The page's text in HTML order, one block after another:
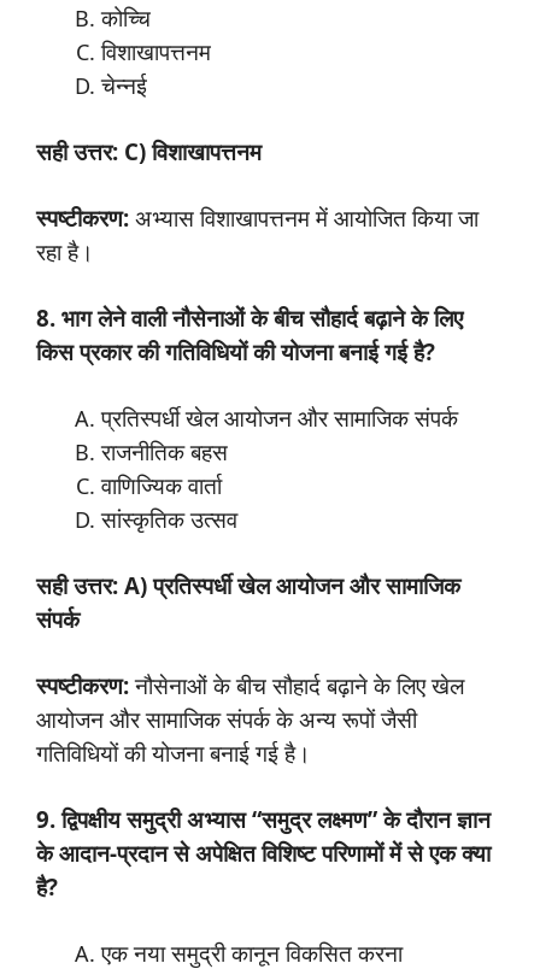
कोच्चि
विशाखापत्तनम
चेन्नई
सही उत्तर: C) विशाखापत्तनम
स्पष्टीकरण: अभ्यास विशाखापत्तनम में आयोजित किया जा
रहा है।
8. भाग लेने वाली नौसेनाओं के बीच सौहार्द बढ़ाने के लिए
किस प्रकार की गतिविधियों की योजना बनाई गई है?
प्रतिस्पर्धी खेल आयोजन और सामाजिक संपर्क
राजनीतिक बहस
वाणिज्यिक वार्ता
सांस्कृतिक उत्सव
सही उत्तर: A) प्रतिस्पर्धी खेल आयोजन और सामाजिक
संपर्क
स्पष्टीकरण:नौसेनाओं के बीच सौहार्द बढ़ाने के लिए खेल
आयोजन और सामाजिक संपर्क के अन्य रूपों जैसी
गतिविधियों की योजना बनाई गई है।
9. द्विपक्षीय समुद्री अभ्यास “समुद्र लक्ष्मण” के दौरान ज्ञान
के आदान-प्रदान से अपेक्षित विशिष्ट परिणामों में से एक क्या
है?
एक नया समुद्री कानून विकसित करना